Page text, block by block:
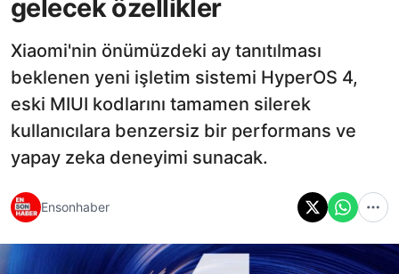
gelecek özellikler
Xiaomi'nin önümüzdeki ay tanıtılması
beklenen yeni işletim sistemi HyperOS 4,
eski MIUI kodlarını tamamen silerek
kullanıcılara benzersiz bir performans ve
yapay zeka deneyimi sunacak.
Ensonhaber